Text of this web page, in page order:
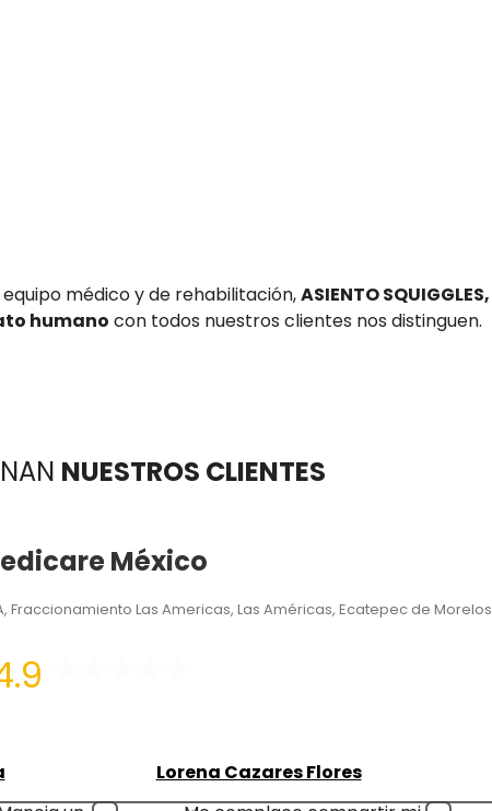
médico y de rehabilitación,ASIENTO SQUIGGLES,
humano con todos nuestros clientes nos distinguen.
NUESTROS CLIENTES
México
Fraccionamiento Las Americas, Las Américas, Ecatepec de Morelos
Lorena Cazares Flores